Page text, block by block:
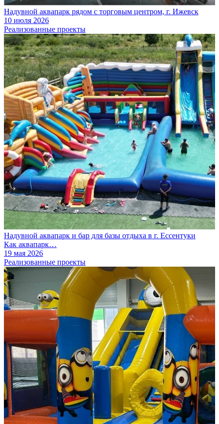
Надувной аквапарк рядом с торговым центром, г. Ижевск
10 июля 2026
Реализованные проекты
Надувной аквапарк и бар для базы отдыха в г. Ессентуки
Как аквапарк…
19 мая 2026
Реализованные проекты